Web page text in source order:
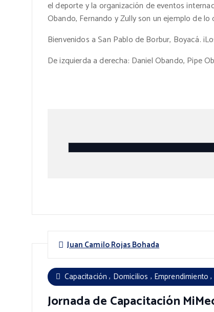
el deporte y la organización de eventos
Obando, Fernando y Zully son un ejemplo de
Bienvenidos a San Pablo de Borbur, Boyacá.
De izquierda a derecha: Daniel Obando, Pipe
Juan Camilo Rojas Bohada
Capacitación , Domicilios , Emprendimiento ,
Jornada de Capacitación